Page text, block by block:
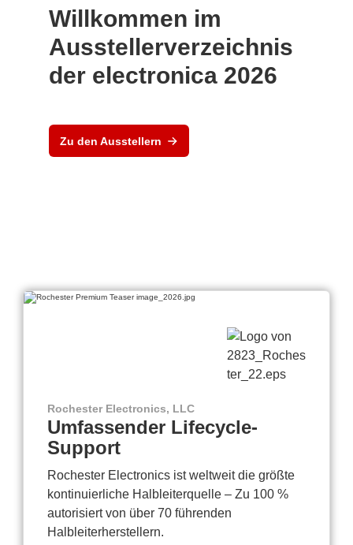
Willkommen im
Ausstellerverzeichnis
der electronica 2026
Zu den Ausstellern
Rochester Electronics, LLC
Umfassender Lifecycle-
Support
Rochester Electronics ist weltweit die größte
kontinuierliche Halbleiterquelle – Zu 100 %
autorisiert von über 70 führenden
Halbleiterherstellern.